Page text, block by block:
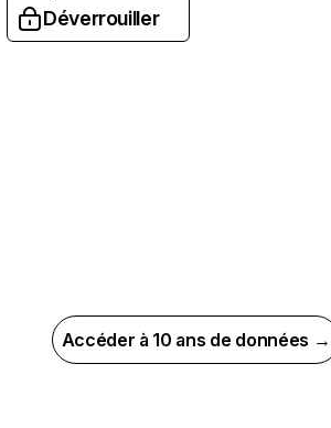
Déverrouiller
Accéder à 10 ans de données →